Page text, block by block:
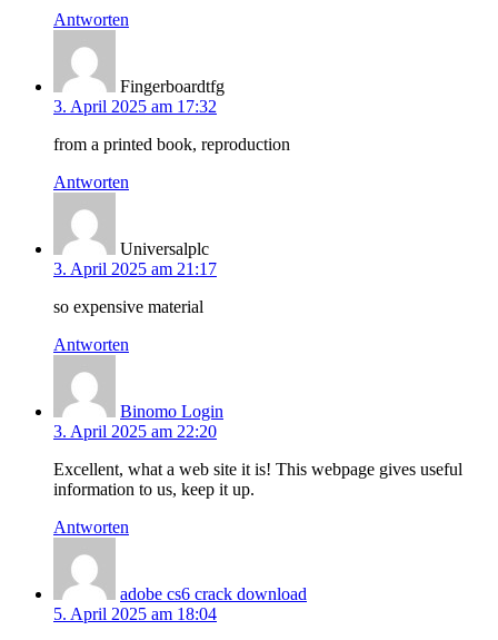
Antworten
Fingerboardtfg
3. April 2025 am 17:32
from a printed book, reproduction
Antworten
Universalplc
3. April 2025 am 21:17
so expensive material
Antworten
Binomo Login
3. April 2025 am 22:20
Excellent, what a web site it is! This webpage gives useful
information to us, keep it up.
Antworten
adobe cs6 crack download
5. April 2025 am 18:04